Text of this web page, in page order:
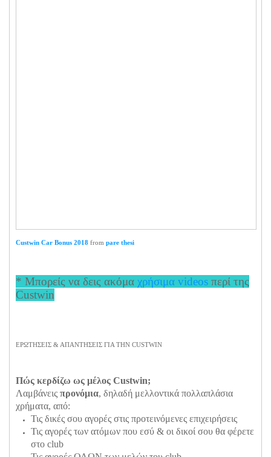
Custwin Car Bonus 2018 from pare thesi
* Μπορείς να δεις ακόμα χρήσιμα videos περί της
Custwin
ΕΡΩΤΗΣΕΙΣ & ΑΠΑΝΤΗΣΕΙΣ ΓΙΑ ΤΗΝ CUSTWIN
Πώς κερδίζω ως μέλος Custwin;
Λαμβάνεις προνόμια, δηλαδή μελλοντικά πολλαπλάσια
χρήματα, από:
Τις δικές σου αγορές στις προτεινόμενες επιχειρήσεις
Τις αγορές των ατόμων που εσύ & οι δικοί σου θα φέρετε
στο club